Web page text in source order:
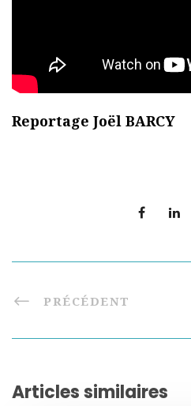
Reportage Joël BARCY
PRÉCÉDENT
Articles similaires